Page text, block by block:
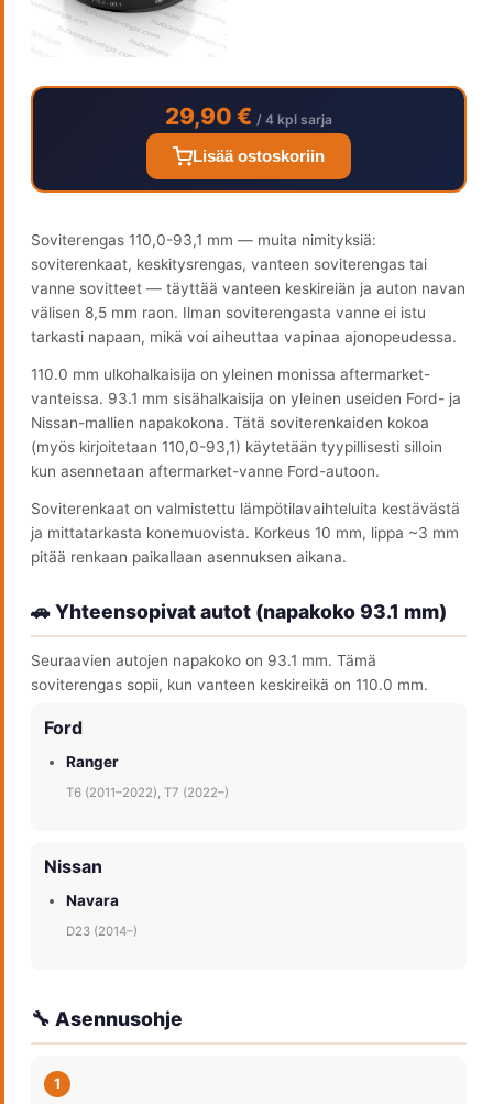
29,90 € / 4 kpl sarja
Lisää ostoskoriin
Soviterengas 110,0-93,1 mm — muita nimityksiä:
soviterenkaat, keskitysrengas, vanteen soviterengas tai
vanne sovitteet — täyttää vanteen keskireiän ja auton navan
välisen 8,5 mm raon. Ilman soviterengasta vanne ei istu
tarkasti napaan, mikä voi aiheuttaa vapinaa ajonopeudessa.
110.0 mm ulkohalkaisija on yleinen monissa aftermarket-
vanteissa. 93.1 mm sisähalkaisija on yleinen useiden Ford- ja
Nissan-mallien napakokona. Tätä soviterenkaiden kokoa
(myös kirjoitetaan 110,0-93,1) käytetään tyypillisesti silloin
kun asennetaan aftermarket-vanne Ford-autoon.
Soviterenkaat on valmistettu lämpötilavaihteluita kestävästä
ja mittatarkasta konemuovista. Korkeus 10 mm, lippa ~3 mm
pitää renkaan paikallaan asennuksen aikana.
🚗 Yhteensopivat autot (napakoko 93.1 mm)
Seuraavien autojen napakoko on 93.1 mm. Tämä
soviterengas sopii, kun vanteen keskireikä on 110.0 mm.
Ford
Ranger
T6 (2011–2022), T7 (2022–)
Nissan
Navara
D23 (2014–)
🔧 Asennusohje
1